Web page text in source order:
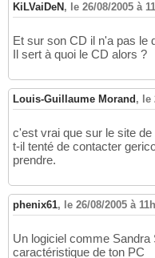
KiLVaiDeN , le 26/08/2005 à
Et sur son CD il n'a pas le
Il sert à quoi le CD alors ?
Louis-Guillaume Morand ,
c'est vrai que sur le site
t-il tenté de contacter
prendre.
phenix61, le 26/08/2005 à
Un logiciel comme Sandra
caractéristique de ton PC